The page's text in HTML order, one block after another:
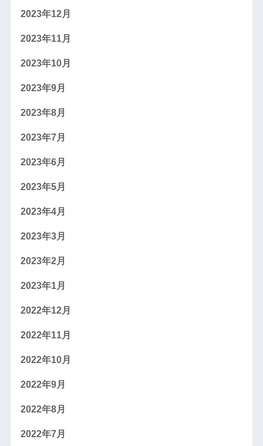
2023年12月
2023年11月
2023年10月
2023年9月
2023年8月
2023年7月
2023年6月
2023年5月
2023年4月
2023年3月
2023年2月
2023年1月
2022年12月
2022年11月
2022年10月
2022年9月
2022年8月
2022年7月